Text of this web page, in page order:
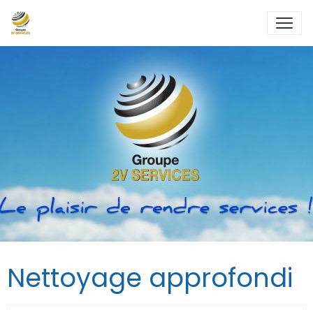
Nettoyage approfondi